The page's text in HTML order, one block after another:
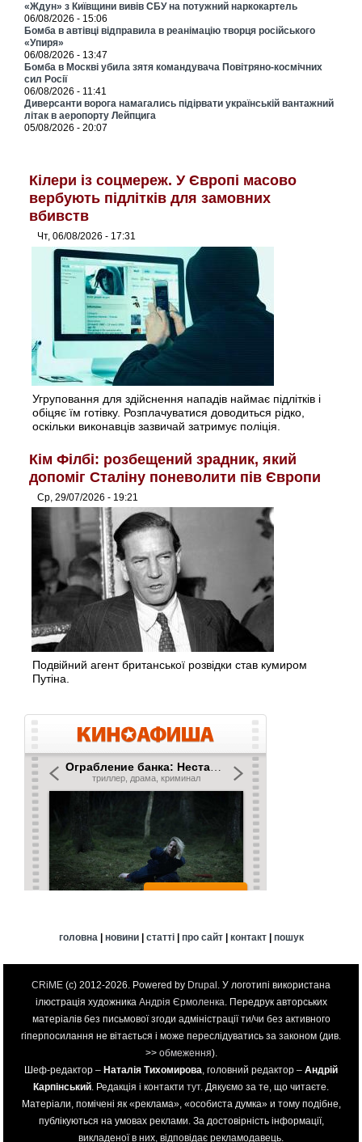
«Ждун» з Київщини вивів СБУ на потужний наркокартель
06/08/2026 - 15:06
Бомба в автівці відправила в реанімацію творця російського
«Упиря»
06/08/2026 - 13:47
Бомба в Москві убила зятя командувача Повітряно-космічних
сил Росії
06/08/2026 - 11:41
Диверсанти ворога намагались підірвати українській вантажний
літак в аеропорту Лейпцига
05/08/2026 - 20:07
Кілери із соцмереж. У Європі масово
вербують підлітків для замовних
вбивств
Чт, 06/08/2026 - 17:31
Угруповання для здійснення нападів наймає підлітків і
обіцяє їм готівку. Розплачуватися доводиться рідко,
оскільки виконавців зазвичай затримує поліція.
Кім Філбі: розбещений зрадник, який
допоміг Сталіну поневолити пів Європи
Ср, 29/07/2026 - 19:21
Подвійний агент британської розвідки став кумиром
Путіна.
головна | новини| статті| про сайт| контакт| пошук
CRiME (c) 2012-2026. Powered by Drupal . У логотипі використана
ілюстрація художника Андрія Єрмоленка . Передрук авторських
матеріалів без письмової згоди адміністрації ти/чи без активного
гіперпосилання не вітається і може переслідуватись за законом (див.
>> обмеження).
Шеф-редактор – Наталія Тихомирова , головний редактор – Андрій
Карпінський . Редакція і контакти тут. Дякуємо за те, що читаєте.
Матеріали, помічені як «реклама», «особиста думка» и тому подібне,
публікуються на умовах реклами. За достовірність інформації,
викладеної в них, відповідає рекламодавець.